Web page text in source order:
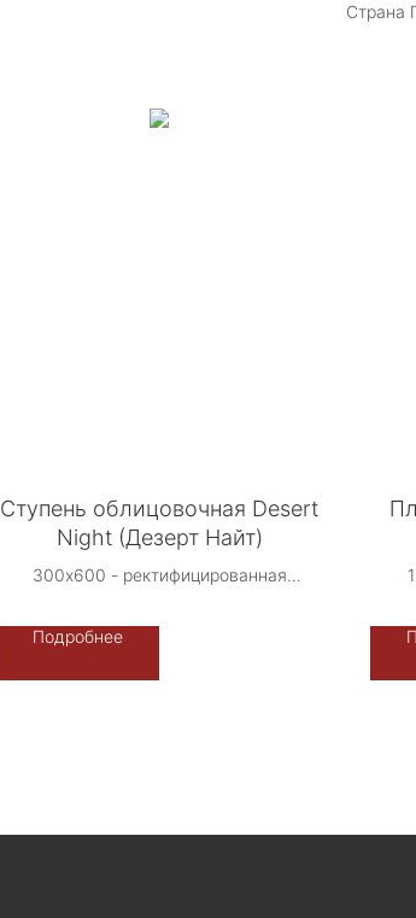
Страна
Ступень облицовочная Desert
Night (Дезерт Найт)
300х600 - ректифицированная
Терраццо-Рус, Россия.
Возможно индивидуальное
исполнение -
Подробнее